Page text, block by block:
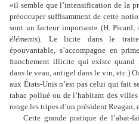
«il semble que l’intensification de la
préoccuper suffisamment de cette
sont un facteur important» (H. Picard,
éléments). Le licite dans le
épouvantable, s’accompagne en
franchement illicite qui existe quand
dans le veau, antigel dans le vin, etc.)
aux États-Unis n’est pas celui qui fait
tabac pollué ou de l’habitant des
ronge les tripes d’un président Reagan,
Cette grande pratique de l’abat-